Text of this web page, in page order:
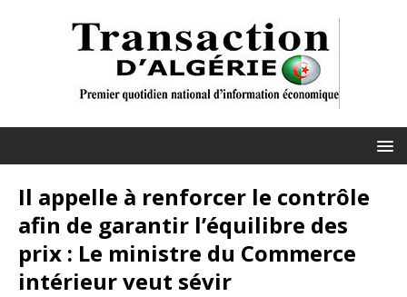
Il appelle à renforcer le contrôle
afin de garantir l’équilibre des
prix : Le ministre du Commerce
intérieur veut sévir